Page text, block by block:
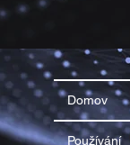
Domov
Používání